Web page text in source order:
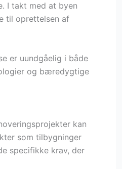
I takt med at byen
til oprettelsen af
er uundgåelig i både
og bæredygtige
kan
som tilbygninger
specifikke krav, der